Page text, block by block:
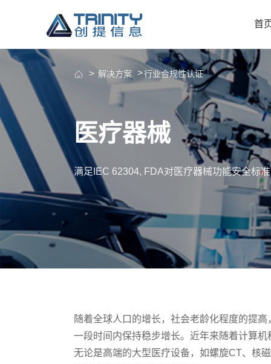
首
解决方案 行业合规性认证
医疗器械
满足IEC 62304, FDA对医疗器械功能安全标
随着全球人口的增长，社会老龄化程度的提
一段时间内保持稳步增长。近年来随着计算
无论是高端的大型医疗设备，如螺旋CT、核